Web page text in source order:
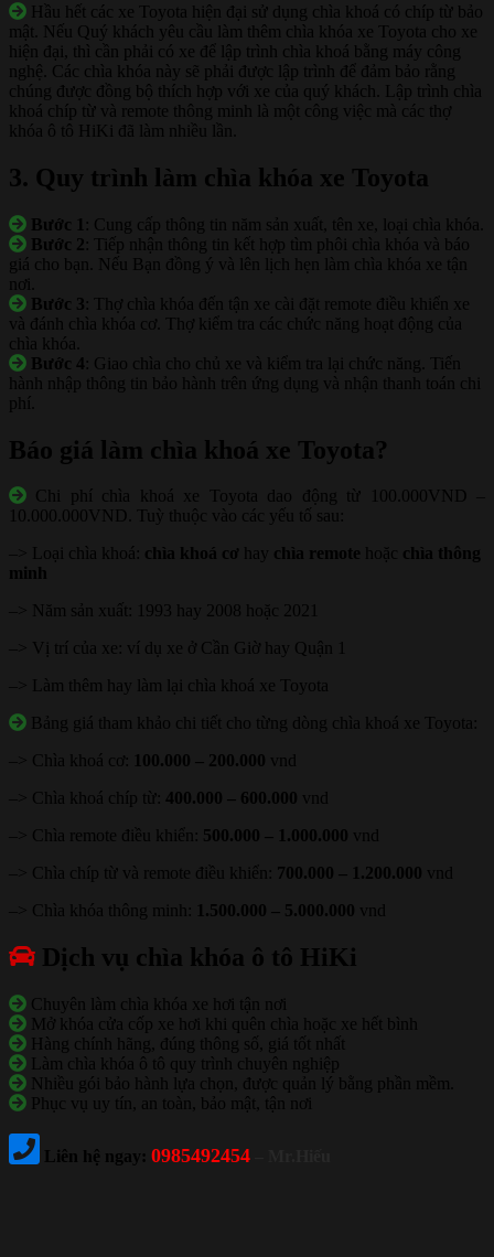
Hầu hết các xe Toyota hiện đại sử dụng chìa khoá có chíp từ bảo
mật. Nếu Quý khách yêu cầu làm thêm chìa khóa xe Toyota cho xe
hiện đại, thì cần phải có xe để lập trình chìa khoá bằng máy công
nghệ. Các chìa khóa này sẽ phải được lập trình để đảm bảo rằng
chúng được đồng bộ thích hợp với xe của quý khách. Lập trình chìa
khoá chíp từ và remote thông minh là một công việc mà các thợ
khóa ô tô HiKi đã làm nhiều lần.
3. Quy trình làm chìa khóa xe Toyota
Bước 1
: Cung cấp thông tin năm sản xuất, tên xe, loại chìa khóa.
Bước 2 : Tiếp nhận thông tin kết hợp tìm phôi chìa khóa và báo
giá cho bạn. Nếu Bạn đồng ý và lên lịch hẹn làm chìa khóa xe tận
nơi.
Bước 3 : Thợ chìa khóa đến tận xe cài đặt remote điều khiển xe
và đánh chìa khóa cơ. Thợ kiểm tra các chức năng hoạt động của
chìa khóa.
Bước 4 : Giao chìa cho chủ xe và kiểm tra lại chức năng. Tiến
hành nhập thông tin bảo hành trên ứng dụng và nhận thanh toán chi
phí.
Báo giá làm chìa khoá xe Toyota?
Chi phí chìa khoá xe Toyota dao động từ 100.000VND –
10.000.000VND. Tuỳ thuộc vào các yếu tố sau:
–> Loại chìa khoá: chìa khoá cơ hay chìa remote hoặc chìa thông
minh
–> Năm sản xuất: 1993 hay 2008 hoặc 2021
–> Vị trí của xe: ví dụ xe ở Cần Giờ hay Quận 1
–> Làm thêm hay làm lại chìa khoá xe Toyota
Bảng giá tham khảo chi tiết cho từng dòng chìa khoá xe Toyota:
–> Chìa khoá cơ:
100.000 – 200.000 vnd
–> Chìa khoá chíp từ: 400.000 – 600.000 vnd
–> Chìa remote điều khiển:
500.000 – 1.000.000 vnd
–> Chìa chíp từ và remote điều khiển: 700.000 – 1.200.000 vnd
–> Chìa khóa thông minh:
1.500.000 – 5.000.000 vnd
Dịch vụ chìa khóa ô tô HiKi
Chuyên làm chìa khóa xe hơi tận nơi
Mở khóa cửa cốp xe hơi khi quên chìa hoặc xe hết bình
Hàng chính hãng, đúng thông số, giá tốt nhất
Làm chìa khóa ô tô quy trình chuyên nghiệp
Nhiều gói bảo hành lựa chọn, được quản lý bằng phần mềm.
Phục vụ uy tín, an toàn, bảo mật, tận nơi
Liên hệ ngay: 0985492454